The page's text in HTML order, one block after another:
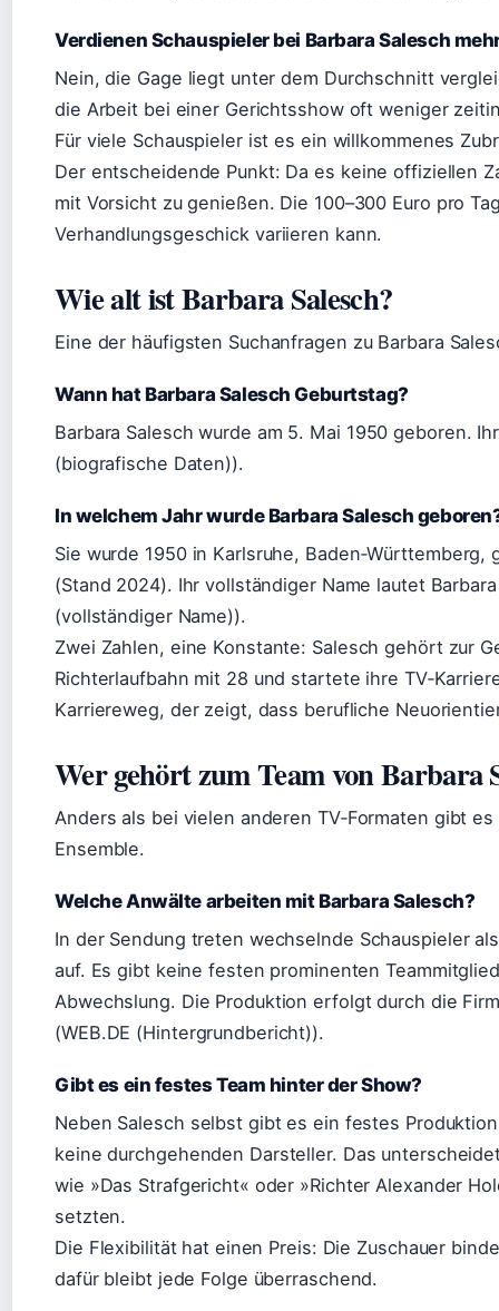
Verdienen Schauspieler bei Barbara Salesch
Nein, die Gage liegt unter dem Durchschnitt
die Arbeit bei einer Gerichtsshow oft weniger
Für viele Schauspieler ist es ein willkommenes
Der entscheidende Punkt: Da es keine offiziellen
mit Vorsicht zu genießen. Die 100–300 Euro pro
Verhandlungsgeschick variieren kann.
Wie alt ist Barbara Salesch?
Eine der häufigsten Suchanfragen zu Barbara
Wann hat Barbara Salesch Geburtstag?
Barbara Salesch wurde am 5. Mai 1950 geboren.
(biografische Daten)).
In welchem Jahr wurde Barbara Salesch
Sie wurde 1950 in Karlsruhe,
(Stand 2024). Ihr vollständiger Name lautet
(vollständiger Name)).
Zwei Zahlen, eine Konstante: Salesch gehört zur
Richterlaufbahn mit 28 und startete ihre
Karriereweg, der zeigt, dass berufliche
Wer gehört zum Team von Barbara
Anders als bei vielen anderen TV‑Formaten gibt
Ensemble.
Welche Anwälte arbeiten mit Barbara Salesch?
In der Sendung treten wechselnde Schauspieler
auf. Es gibt keine festen prominenten
Abwechslung. Die Produktion erfolgt durch die
(WEB.DE (Hintergrundbericht)).
Gibt es ein festes Team hinter der Show?
Neben Salesch selbst gibt es ein festes
keine durchgehenden Darsteller. Das
wie »Das Strafgericht« oder »Richter Alexander
setzten.
Die Flexibilität hat einen Preis: Die Zuschauer
dafür bleibt jede Folge überraschend.